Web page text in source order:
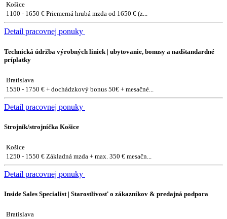
Košice
1100 - 1650 € Priemerná hrubá mzda od 1650 € (z...
Detail pracovnej ponuky
Technická údržba výrobných liniek | ubytovanie, bonusy a nadštandardné
príplatky
Bratislava
1550 - 1750 € + dochádzkový bonus 50€ + mesačné...
Detail pracovnej ponuky
Strojník/strojníčka Košice
Košice
1250 - 1550 € Základná mzda + max. 350 € mesačn...
Detail pracovnej ponuky
Inside Sales Specialist | Starostlivosť o zákazníkov & predajná podpora
Bratislava